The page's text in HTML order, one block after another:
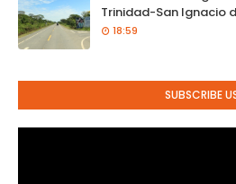
Trinidad-San Ignacio
18:59
SUBSCRIBE